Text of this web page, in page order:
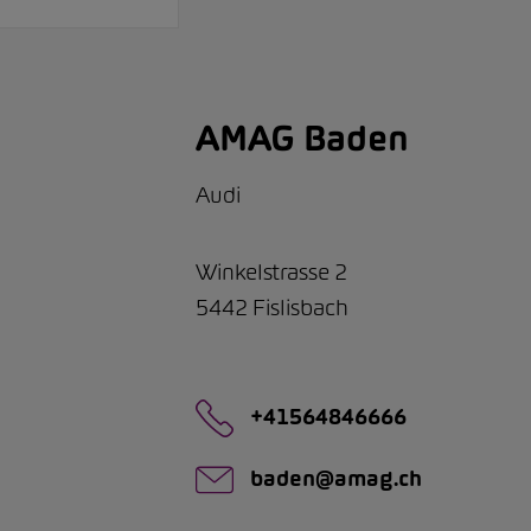
AMAG Baden
Audi
Winkelstrasse 2
5442 Fislisbach
+41564846666
baden@amag.ch